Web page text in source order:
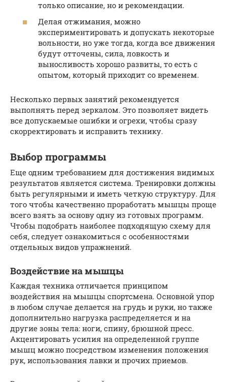
только описание, но и рекомендации.
Делая отжимания, можно
экспериментировать и допускать некоторые
вольности, но уже тогда, когда все движения
будут отточены, сила, ловкость и
выносливость хорошо развиты, то есть с
опытом, который приходит со временем.
Несколько первых занятий рекомендуется
выполнять перед зеркалом. Это позволяет видеть
все допускаемые ошибки и огрехи, чтобы сразу
скорректировать и исправить технику.
Выбор программы
Еще одним требованием для достижения видимых
результатов является система. Тренировки должны
быть регулярными и иметь четкую структуру. Для
того чтобы качественно проработать мышцы проще
всего взять за основу одну из готовых программ.
Чтобы подобрать наиболее подходящую схему для
себя, следует ознакомиться с особенностями
отдельных видов упражнений.
Воздействие на мышцы
Каждая техника отличается принципом
воздействия на мышцы спортсмена. Основной упор
в любом случае делается на грудь и руки, но также
дополнительно нагрузка распределяется и на
другие зоны тела: ноги, спину, брюшной пресс.
Акцентировать усилия на определенной группе
мышц можно посредством изменения положения
рук, использования лавки и прочих приемов.